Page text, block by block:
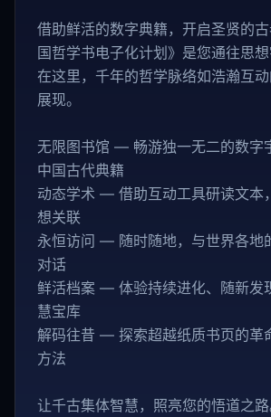
借助鲜活的数字典籍，开启圣贤的
国哲学书电子化计划》是您通往思想
在这里，千年的哲学脉络如浩瀚互
展现。
无限图书馆 — 畅游独一无二的数字
中国古代典籍
动态学术 — 借助互动工具研读文本
想关联
永恒访问 — 随时随地，与世界各地
对话
鲜活档案 — 体验持续进化、随新发
慧宝库
解码往昔 — 探索超越纸质书页的革
方法
让千古集体智慧，照亮您的悟道之路